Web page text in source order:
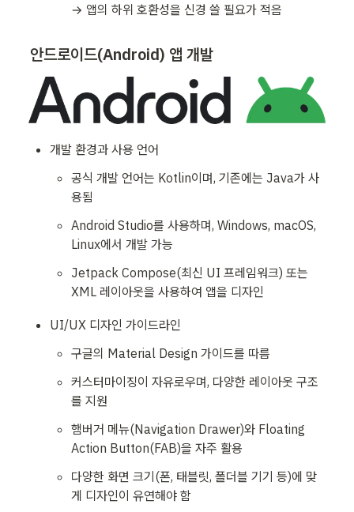
→ 앱의 하위 호환성을 신경 쓸 필요가 적음
안드로이드(Android) 앱 개발
개발 환경과 사용 언어
공식 개발 언어는 Kotlin이며, 기존에는 Java가 사
용됨
Android Studio를 사용하며, Windows, macOS,
Linux에서 개발 가능
Jetpack Compose(최신 UI 프레임워크) 또는
XML 레이아웃을 사용하여 앱을 디자인
UI/UX 디자인 가이드라인
구글의 Material Design 가이드를 따름
커스터마이징이 자유로우며, 다양한 레이아웃 구조
를 지원
햄버거 메뉴(Navigation Drawer)와 Floating
Action Button(FAB)을 자주 활용
다양한 화면 크기(폰, 태블릿, 폴더블 기기 등)에 맞
게 디자인이 유연해야 함